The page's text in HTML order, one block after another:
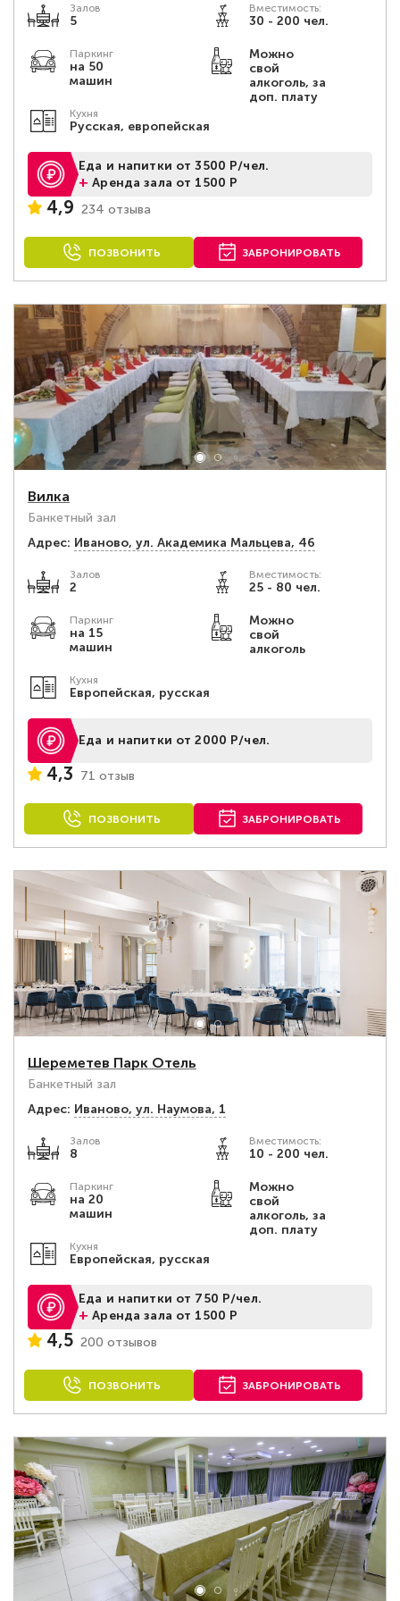
Залов
5
Вместимость:
30 - 200 чел.
Паркинг
на 50
машин
Можно
свой
алкоголь, за
доп. плату
Кухня
Русская, европейская
Еда и напитки от 3500 Р/чел.
+Аренда зала от 1500 Р
4,9 234 отзыва
ПОЗВОНИТЬ ЗАБРОНИРОВАТЬ
Вилка
Банкетный зал
Адрес: Иваново, ул. Академика Мальцева, 46
Залов
2
Вместимость:
25 - 80 чел.
Паркинг
на 15
машин
Можно
свой
алкоголь
Кухня
Европейская, русская
Еда и напитки от 2000 Р/чел.
4,3 71 отзыв
ПОЗВОНИТЬ ЗАБРОНИРОВАТЬ
Шереметев Парк Отель
Банкетный зал
Адрес: Иваново, ул. Наумова, 1
Залов
8
Вместимость:
10 - 200 чел.
Паркинг
на 20
машин
Можно
свой
алкоголь, за
доп. плату
Кухня
Европейская, русская
Еда и напитки от 750 Р/чел.
+Аренда зала от 1500 Р
4,5 200 отзывов
ПОЗВОНИТЬ ЗАБРОНИРОВАТЬ